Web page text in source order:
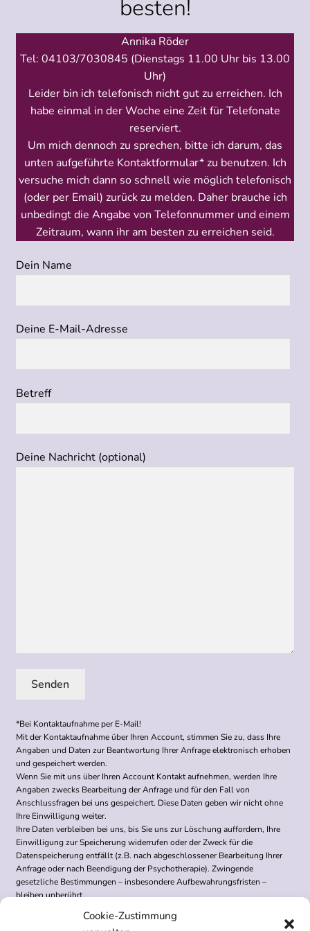
Cookie-Zustimmung
besten!
Annika Röder
Tel: 04103/7030845 (Dienstags 11.00 Uhr bis 13.00
Uhr)
Leider bin ich telefonisch nicht gut zu erreichen. Ich
habe einmal in der Woche eine Zeit für Telefonate
reserviert.
Um mich dennoch zu sprechen, bitte ich darum, das
unten aufgeführte Kontaktformular* zu benutzen. Ich
versuche mich dann so schnell wie möglich telefonisch
(oder per Email) zurück zu melden. Daher brauche ich
unbedingt die Angabe von Telefonnummer und einem
Zeitraum, wann ihr am besten zu erreichen seid.
Dein Name
Deine E-Mail-Adresse
Betreff
Deine Nachricht (optional)
A
l
t
e
r
n
a
t
i
v
e
*Bei Kontaktaufnahme per E-Mail!
Mit der Kontaktaufnahme über Ihren Account, stimmen Sie zu, dass Ihre
Angaben und Daten zur Beantwortung Ihrer Anfrage elektronisch erhoben
und gespeichert werden.
Wenn Sie mit uns über Ihren Account Kontakt aufnehmen, werden Ihre
Angaben zwecks Bearbeitung der Anfrage und für den Fall von
Anschlussfragen bei uns gespeichert. Diese Daten geben wir nicht ohne
Ihre Einwilligung weiter.
Ihre Daten verbleiben bei uns, bis Sie uns zur Löschung auffordern, Ihre
Einwilligung zur Speicherung widerrufen oder der Zweck für die
Datenspeicherung entfällt (z.B. nach abgeschlossener Bearbeitung Ihrer
Anfrage oder nach Beendigung der Psychotherapie). Zwingende
gesetzliche Bestimmungen – insbesondere Aufbewahrungsfristen –
bleiben unberührt.